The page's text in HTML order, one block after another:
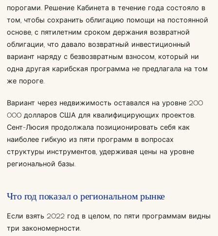
порогами. Решение Кабинета в течение года состояло в
том, чтобы сохранить облигацию помощи на постоянной
основе, с пятилетним сроком держания возвратной
облигации, что давало возвратный инвестиционный
вариант наряду с безвозвратным взносом, который ни
одна другая карибская программа не предлагала на том
же пороге.
Вариант через недвижимость оставался на уровне 200
000 долларов США для квалифицирующих проектов.
Сент-Люсия продолжала позиционировать себя как
наиболее гибкую из пяти программ в вопросах
структуры инструментов, удерживая цены на уровне
региональной базы.
Что год показал о региональном рынке
Если взять 2022 год в целом, по пяти программам видны
три закономерности.